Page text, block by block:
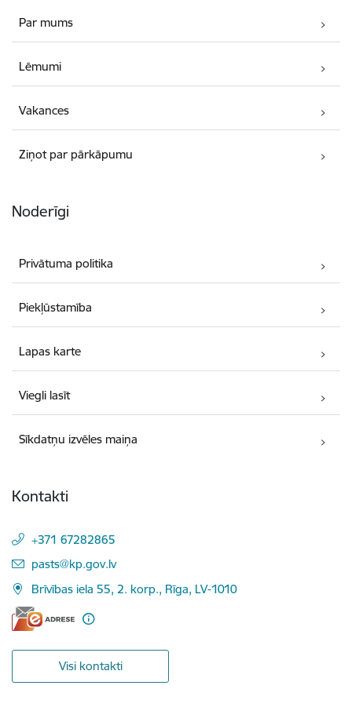
Par mums
Lēmumi
Vakances
Ziņot par pārkāpumu
Noderīgi
Privātuma politika
Piekļūstamība
Lapas karte
Viegli lasīt
Sīkdatņu izvēles maiņa
Kontakti
+371 67282865
E-pasts:
pasts@kp.gov.lv
Brīvības iela 55, 2. korp., Rīga, LV-1010
Visi kontakti